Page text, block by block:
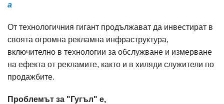
а
От технологичния гигант продължават да инвестират в
своята огромна рекламна инфраструктура,
включително в технологии за обслужване и измерване
на ефекта от рекламите, както и в хиляди служители по
продажбите.
Проблемът за "Гугъл" е,